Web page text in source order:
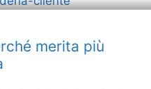
merita più